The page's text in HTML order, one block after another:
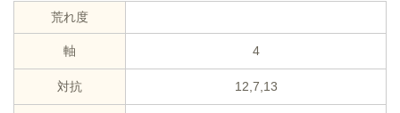
荒れ度
軸 4
対抗 12,7,13